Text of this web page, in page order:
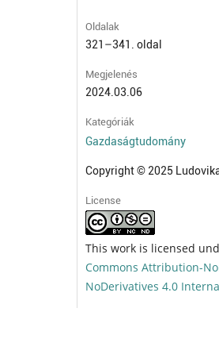
Oldalak
321–341. oldal
Megjelenés
2024.03.06
Kategóriák
Gazdaságtudomány
Copyright © 2025
License
This work is licensed
Commons Attribution-
NoDerivatives 4.0